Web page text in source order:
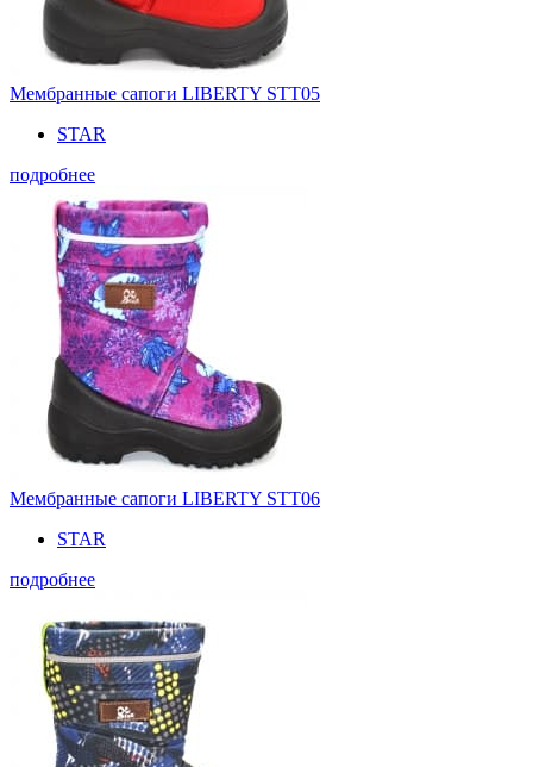
Мембранные сапоги LIBERTY STT05
STAR
подробнее
Мембранные сапоги LIBERTY STT06
STAR
подробнее